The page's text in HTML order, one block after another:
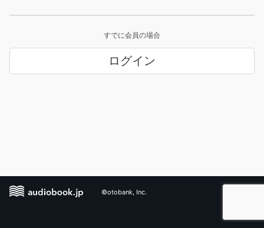
すでに会員の場合
ログイン
©otobank, Inc.